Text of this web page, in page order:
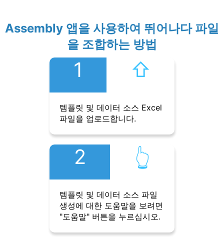
Assembly 앱을 사용하여 뛰어나다 파일
을 조합하는 방법
1 ⇧︎
템플릿 및 데이터 소스 Excel
파일을 업로드합니다.
2 👆︎
템플릿 및 데이터 소스 파일
생성에 대한 도움말을 보려면
"도움말" 버튼을 누르십시오.